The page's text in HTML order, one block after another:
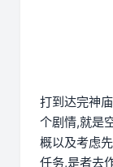
打到达完神
个剧情,就是
概以及考虑
任务,是者去